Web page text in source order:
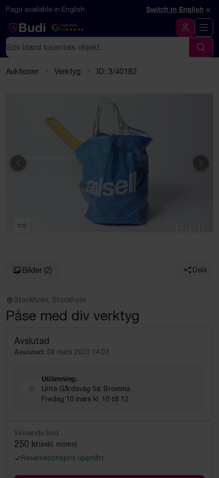
Hoppa till innehåll
Textbaserad (markdown) version av denna sida
Page available in English Switch to English ×
Google Rating
4.5
Logga in
Sök
Sök
Auktioner Verktyg ID: 3/40182
Föregående
1 /2
Bilder (2) Dela
Stockholm, Stockholm
Påse med div verktyg
Avslutad
Avslutad: 08 mars 2023 14:03
Utlämning:
Linta Gårdsväg 5a, Bromma
Fredag 10 mars kl. 10 till 12
Vinnande bud
250 kr(exkl. moms)
Reservationspris uppnått